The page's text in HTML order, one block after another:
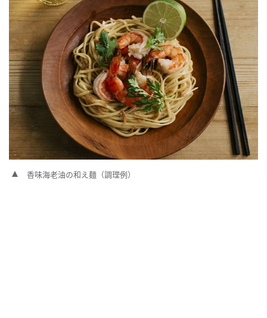
香味海老油の和え麺（調理例）